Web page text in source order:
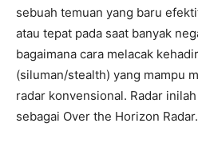
sebuah temuan yang baru
atau tepat pada saat banyak
bagaimana cara melacak
(siluman/stealth) yang mampu
radar konvensional. Radar
sebagai Over the Horizon Radar.